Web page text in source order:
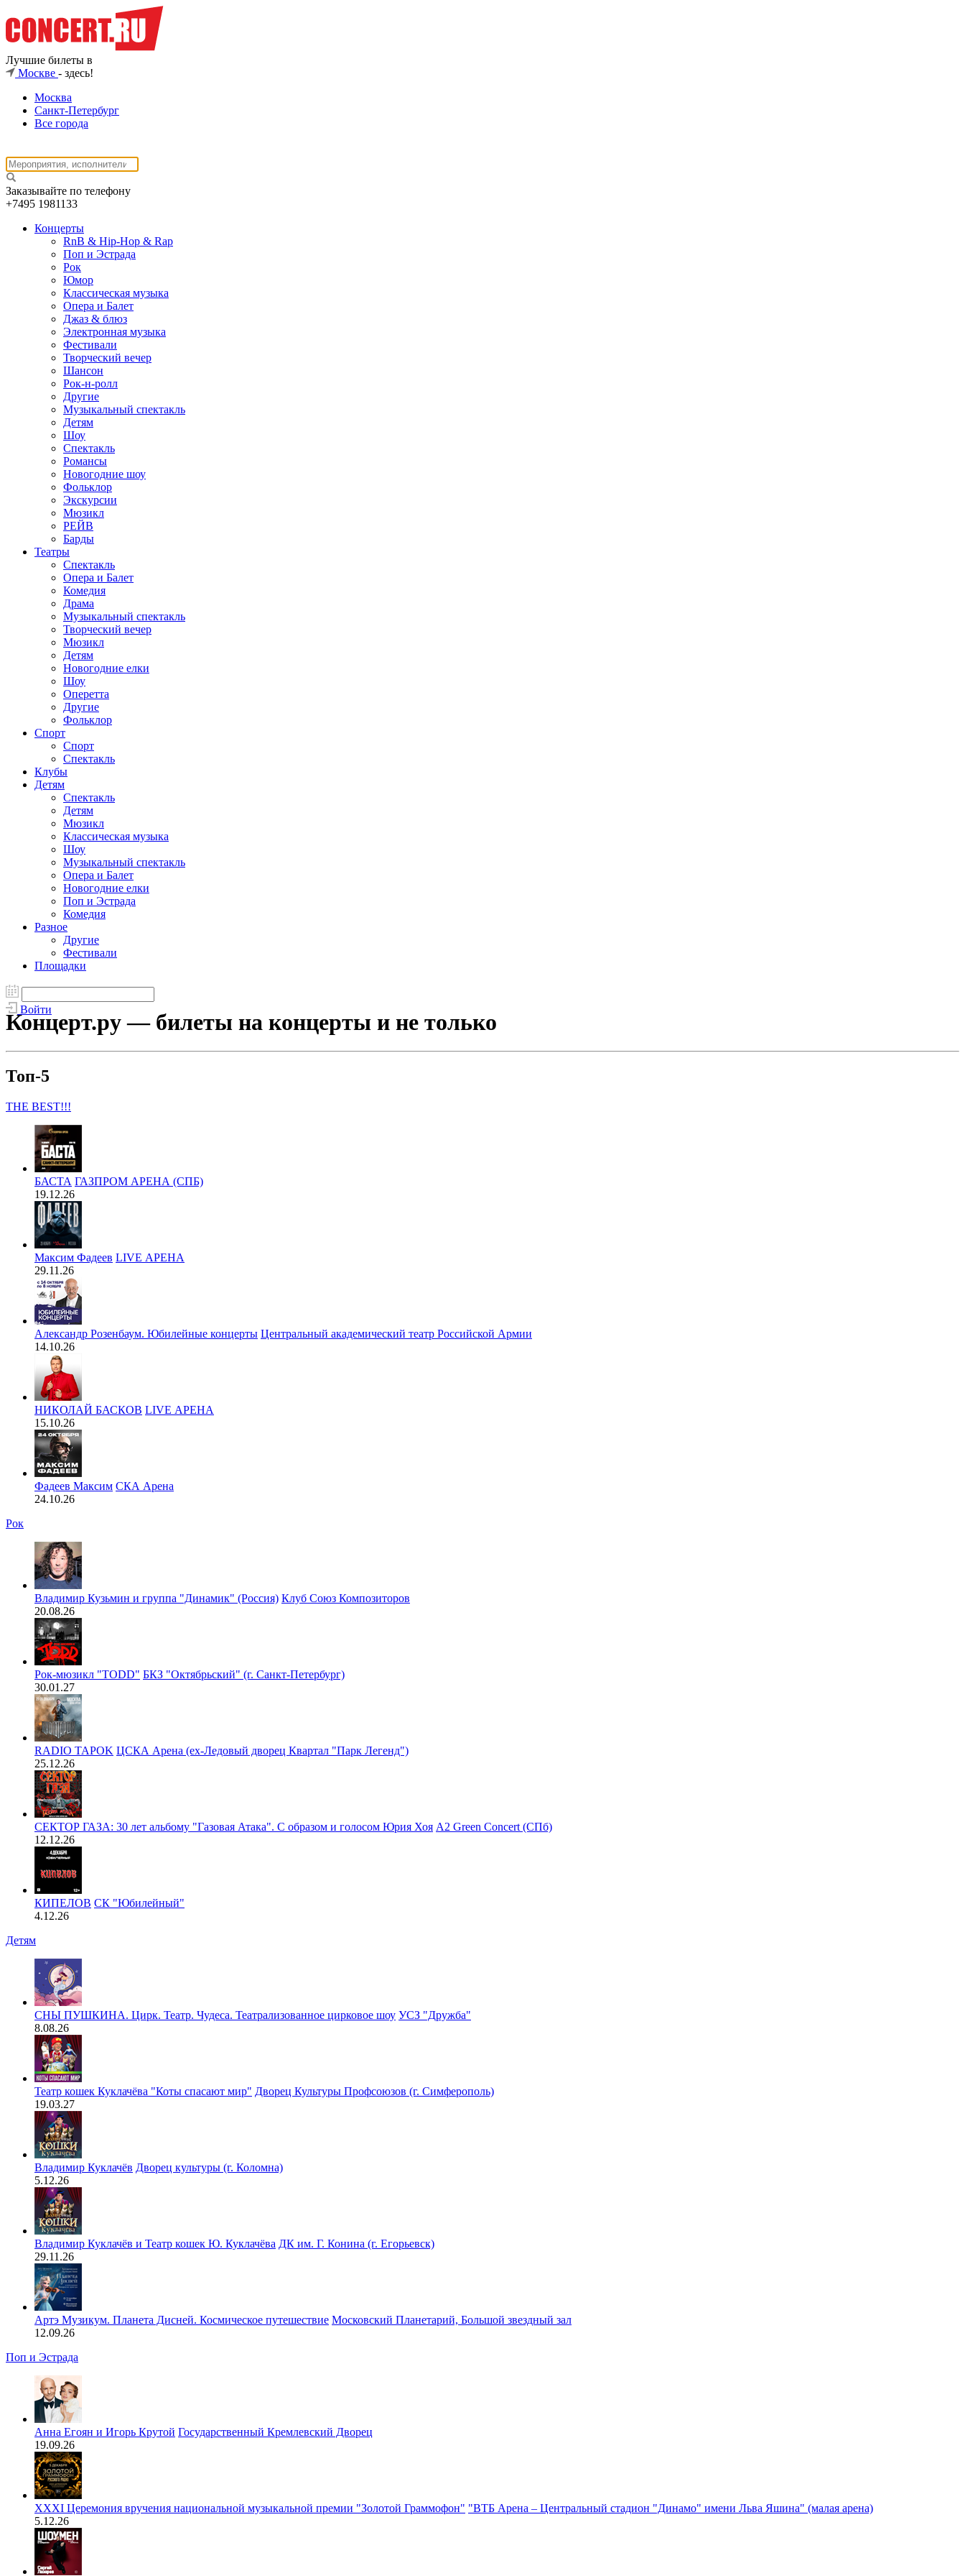
Лучшие билеты в
Москве - здесь!
Москва
Санкт-Петербург
Все города
Заказывайте по телефону
+7495 1981133
Концерты
RnB & Hip-Hop & Rap
Поп и Эстрада
Рок
Юмор
Классическая музыка
Опера и Балет
Джаз & блюз
Электронная музыка
Фестивали
Творческий вечер
Шансон
Рок-н-ролл
Другие
Музыкальный спектакль
Детям
Шоу
Спектакль
Романсы
Новогодние шоу
Фольклор
Экскурсии
Мюзикл
РЕЙВ
Барды
Театры
Спектакль
Опера и Балет
Комедия
Драма
Музыкальный спектакль
Творческий вечер
Мюзикл
Детям
Новогодние елки
Шоу
Оперетта
Другие
Фольклор
Спорт
Спорт
Спектакль
Клубы
Детям
Спектакль
Детям
Мюзикл
Классическая музыка
Шоу
Музыкальный спектакль
Опера и Балет
Новогодние елки
Поп и Эстрада
Комедия
Разное
Другие
Фестивали
Площадки
Войти
Концерт.ру — билеты на концерты и не только
Топ-5
THE BEST!!!
БАСТА ГАЗПРОМ АРЕНА (СПБ)
19.12.26
Максим Фадеев LIVE АРЕНА
29.11.26
Александр Розенбаум. Юбилейные концерты Центральный академический театр Российской Армии
14.10.26
НИКОЛАЙ БАСКОВ LIVE АРЕНА
15.10.26
Фадеев Максим СКА Арена
24.10.26
Рок
Владимир Кузьмин и группа "Динамик" (Россия) Клуб Союз Композиторов
20.08.26
Рок-мюзикл "TODD" БКЗ "Октябрьский" (г. Санкт-Петербург)
30.01.27
RADIO TAPOK ЦСКА Арена (ex-Ледовый дворец Квартал "Парк Легенд")
25.12.26
СЕКТОР ГАЗА: 30 лет альбому "Газовая Атака". С образом и голосом Юрия Хоя A2 Green Concert (СПб)
12.12.26
КИПЕЛОВ СК "Юбилейный"
4.12.26
Детям
СНЫ ПУШКИНА. Цирк. Театр. Чудеса. Театрализованное цирковое шоу УСЗ "Дружба"
8.08.26
Театр кошек Куклачёва "Коты спасают мир" Дворец Культуры Профсоюзов (г. Симферополь)
19.03.27
Владимир Куклачёв Дворец культуры (г. Коломна)
5.12.26
Владимир Куклачёв и Театр кошек Ю. Куклачёва ДК им. Г. Конина (г. Егорьевск)
29.11.26
Артэ Музикум. Планета Дисней. Космическое путешествие Московский Планетарий, Большой звездный зал
12.09.26
Поп и Эстрада
Анна Егоян и Игорь Крутой Государственный Кремлевский Дворец
19.09.26
XXXI Церемония вручения национальной музыкальной премии "Золотой Граммофон" "ВТБ Арена – Центральный стадион "Динамо" имени Льва Яшина" (малая арена)
5.12.26